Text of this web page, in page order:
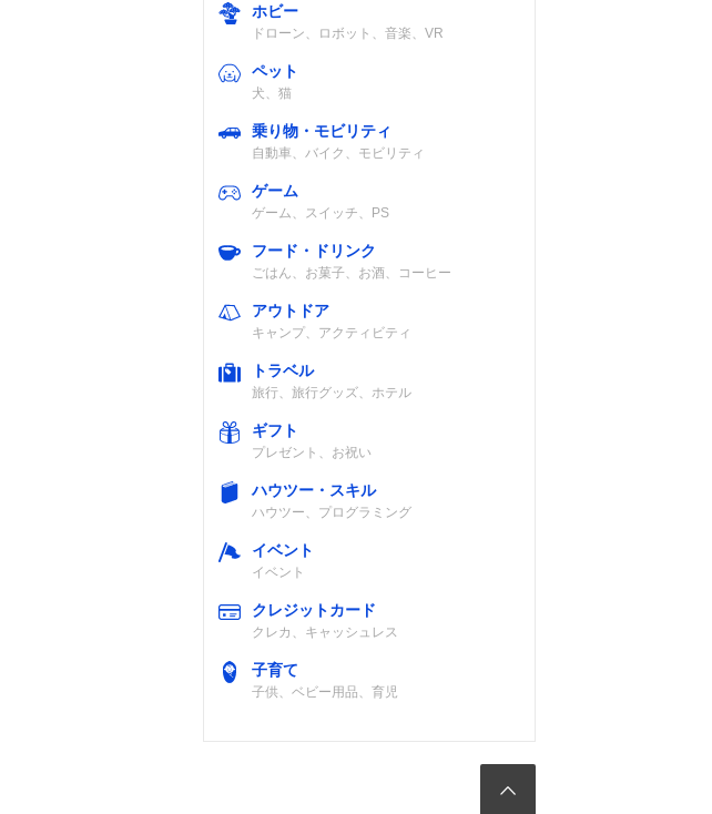
ホビー
ドローン、ロボット、音楽、VR
ペット
犬、猫
乗り物・モビリティ
自動車、バイク、モビリティ
ゲーム
ゲーム、スイッチ、PS
フード・ドリンク
ごはん、お菓子、お酒、コーヒー
アウトドア
キャンプ、アクティビティ
トラベル
旅行、旅行グッズ、ホテル
ギフト
プレゼント、お祝い
ハウツー・スキル
ハウツー、プログラミング
イベント
イベント
クレジットカード
クレカ、キャッシュレス
子育て
子供、ベビー用品、育児